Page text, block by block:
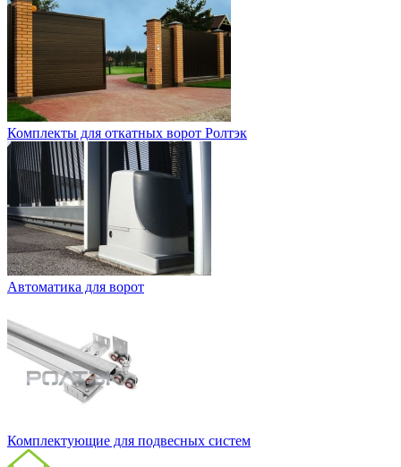
Комплекты для откатных ворот Ролтэк
Автоматика для ворот
Комплектующие для подвесных систем